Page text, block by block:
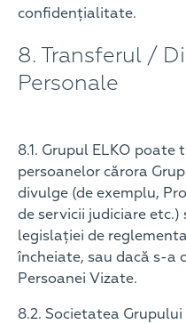
confidențialitate.
8. Transferul /
Personale
8.1. Grupul ELKO
persoanelor cărora
divulge (de exemplu,
de servicii judiciare
legislației de
încheiate, sau dacă s-
Persoanei Vizate.
8.2. Societatea